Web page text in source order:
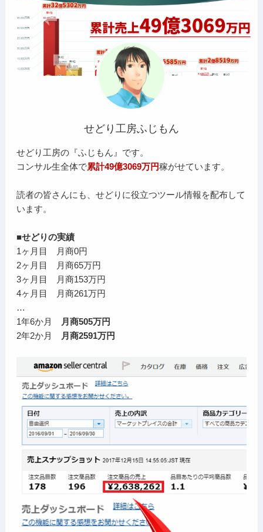
せどり工房ふじもん
せどり工房の『ふじもん』です。
コンサル生全体で累計49億3069万円稼がせています。
読者の皆さんにも、せどりに役立つツール情報を配布して
います。
■せどりの実績
1ヶ月目 月商0円
2ヶ月目 月商65万円
3ヶ月目 月商153万円
4ヶ月目 月商261万円
…
1年6か月
月商505万円
2年2か月
月商2591万円